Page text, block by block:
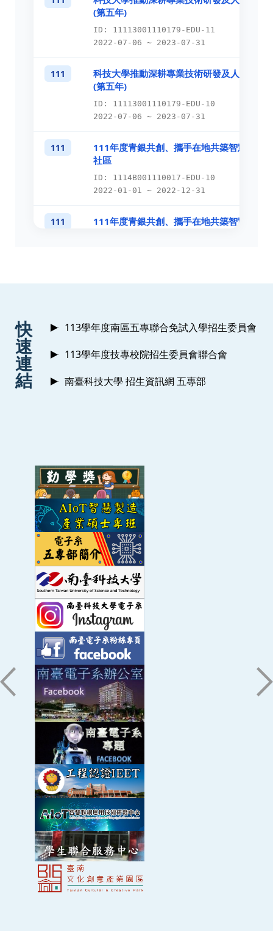
(第五年)
ID: 11113001110179-EDU-11
2022-07-06 ~ 2023-07-31
111
科技大學推動深耕專業技術研發及人才培育
(第五年)
ID: 11113001110179-EDU-10
2022-07-06 ~ 2023-07-31
111
111年度青銀共創、攜手在地共築智慧高齡
社區
ID: 1114B001110017-EDU-10
2022-01-01 ~ 2022-12-31
111
111年度青銀共創、攜手在地共築智慧高齡
ID: 1114B001110017-EDU-5
(第三年)
ID: 10913001090182-EDU-11
2020-08-01 ~ 2021-07-31
109
優化技職校院實作環境計畫-智慧聯網技術開
應用人才培育擴充計畫
ID: 10912001090168-EDU
2020-06-19 ~ 2021-08-31
109
109年度「生醫產業與新農業跨領域人才培
畫」-A類「生醫產業與新農業學產研鏈結人
育計畫」
ID: 10912001090048-EDU
2020-02-01 ~ 2021-01-31
109
109年度青銀共創、攜手在地共築智慧高齡
社區
ID: 1094B001090032-EDU-12
2020-01-01 ~ 2021-12-31
109
109年度青銀共創、攜手在地共築智慧高齡
社區
ID: 1094B001090032-EDU-8
2020-01-01 ~ 2021-12-31
109
109年度青銀共創、攜手在地共築智慧高齡
社區
ID: 1094B001090032-EDU-7
快
速
連
結
113學年度南區五專聯合免試入學招生委員會
113學年度技專校院招生委員會聯合會
南臺科技大學 招生資訊網 五專部